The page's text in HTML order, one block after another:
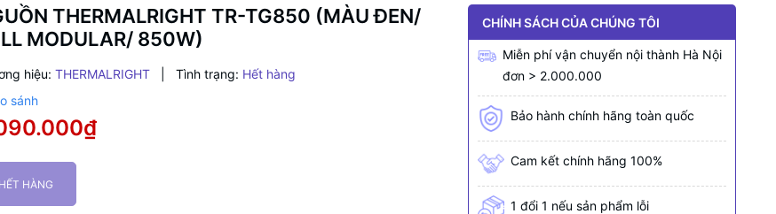
THERMALRIGHT TR-TG850 (MÀU ĐEN/
MODULAR/ 850W)
hiệu: THERMALRIGHT Tình trạng: Hết hàng
HẾT HÀNG
CHÍNH SÁCH CỦA CHÚNG TÔI
Miễn phí vận chuyển nội thành Hà Nội
đơn > 2.000.000
Bảo hành chính hãng toàn quốc
Cam kết chính hãng 100%
1 đổi 1 nếu sản phẩm lỗi